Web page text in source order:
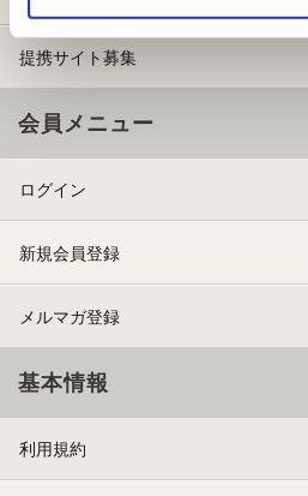
提携サイト募集
会員メニュー
ログイン
新規会員登録
メルマガ登録
基本情報
利用規約